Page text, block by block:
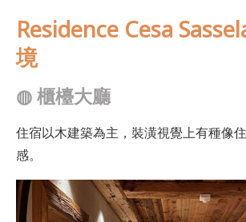
Residence Cesa
境
◍櫃檯大廳
住宿以木建築為主，裝潢視覺上有種像
感。